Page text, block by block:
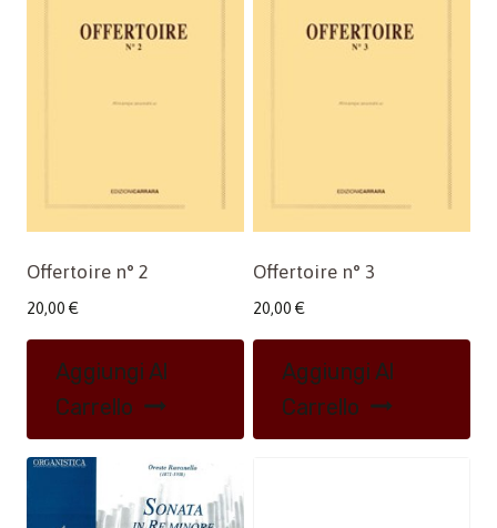
Offertoire n° 2
20,00 €
Aggiungi Al
Carrello
Offertoire n° 3
20,00 €
Aggiungi Al
Carrello